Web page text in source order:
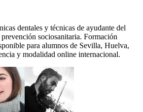
dentales y técnicas de ayudante del
sociosanitaria. Formación
para alumnos de Sevilla, Huelva,
y modalidad online internacional.